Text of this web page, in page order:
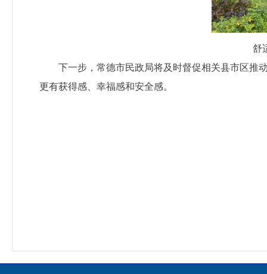
舒
下一步，常德市民政局将及时督促相关县市区推
更有获得感、幸福感和安全感。